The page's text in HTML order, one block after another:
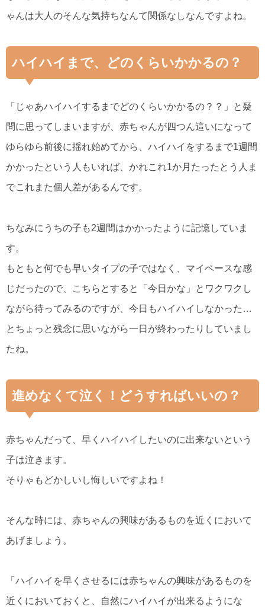
ゃんは大人のそんな気持ちなんて関係なしなんですよね。
ハイハイまで、どのくらいかかるの？
「じゃあハイハイするまでどのくらいかかるの？？」と疑
問に思ってしまいますが、赤ちゃんが四つん這いになって
ゆらゆら前後に揺れ始めてから、ハイハイをするまで1週間
かかったという人もいれば、かれこれ1か月たったとう人ま
でこれまた個人差があるんです。
ちなみにうちの子も2週間はかかったように記憶していま
す。
もともと何でも早いタイプの子ではなく、マイペースな感
じだったので、こちらとすると「今日かな」とワクワクし
ながら待ってみるのですが、今日もハイハイしなかった…
とちょっと残念に思いながら一日が終わったりしていまし
たね。
進めなくて泣く！どうすればいいの？
赤ちゃんだって、早くハイハイしたいのに出来ないという
子は泣きます。
そりゃもどかしいし悔しいですよね！
そんな時には、赤ちゃんの興味があるものを近くにおいて
あげましょう。
「ハイハイを早くさせるには赤ちゃんの興味があるものを
近くにおいておくと、自然にハイハイが出来るようにな